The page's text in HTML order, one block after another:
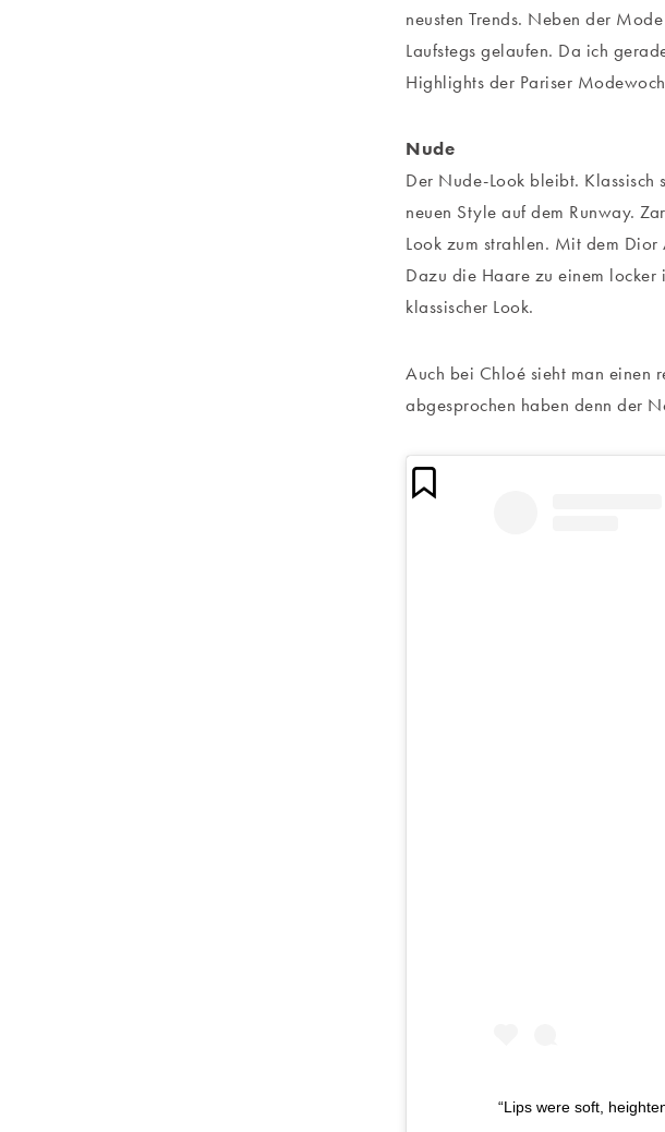
neusten Trends. Neben der
Laufstegs gelaufen. Da ich
Highlights der Pariser
Nude
Der Nude-Look bleibt. Klassisch
neuen Style auf dem Runway.
Look zum strahlen. Mit dem
Dazu die Haare zu einem locker
klassischer Look.
Auch bei Chloé sieht man einen
abgesprochen haben denn der
“Lips were soft,